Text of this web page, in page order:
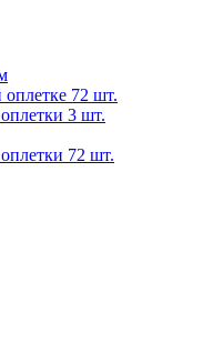
72 шт.
3 шт.
72 шт.